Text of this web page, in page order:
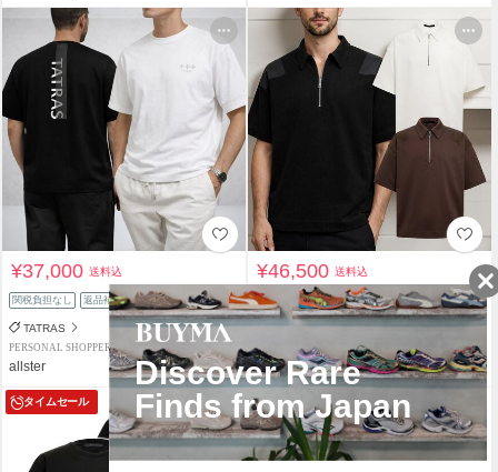
¥37,000送料込
関税負担なし 返品補償
TATRAS
PERSONAL SHOPPER
allster
¥46,500送料込
関税負担なし 返品補償
TATRAS
PERSONAL SHOPPER
allster
タイムセール タイムセール